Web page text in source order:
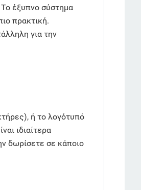
έξυπνο σύστημα
πρακτική.
για την
ή το λογότυπό
ιδιαίτερα
δωρίσετε σε κάποιο